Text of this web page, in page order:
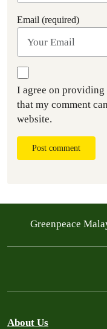
Email (required)
I agree on providing
that my comment
website.
Post comment
Greenpeace
About Us